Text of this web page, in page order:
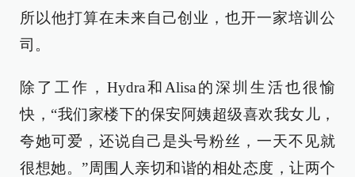
所以他打算在未来自己创业，也开一家培训公
司。
除了工作，Hydra和Alisa的深圳生活也很愉
快，“我们家楼下的保安阿姨超级喜欢我女儿，
夸她可爱，还说自己是头号粉丝，一天不见就
很想她。”周围人亲切和谐的相处态度，让两个